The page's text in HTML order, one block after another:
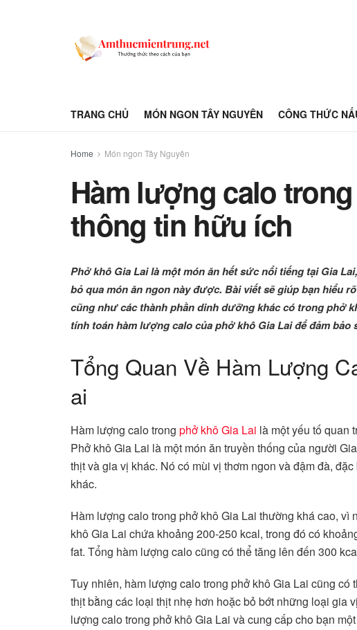
TRANG CHỦ MÓN NGON TÂY NGUYÊN CÔNG THỨC
Home Món ngon Tây Nguyên
Hàm lượng calo
thông tin hữu ích
Phở khô Gia Lai là một món ăn hết sức nổi tiếng tại Gia
bỏ qua món ăn ngon này được. Bài viết sẽ giúp bạn hiểu
cũng như các thành phần dinh dưỡng khác có trong phở
tính toán hàm lượng calo của phở khô Gia Lai để đảm bảo
Tổng Quan Về Hàm Lượng
ai
Hàm lượng calo trong phở khô Gia Lai là một yếu tố quan
Phở khô Gia Lai là một món ăn truyền thống của người
thịt và gia vị khác. Nó có mùi vị thơm ngon và đậm đà,
khác.
Hàm lượng calo trong phở khô Gia Lai thường khá cao,
khô Gia Lai chứa khoảng 200-250 kcal, trong đó có
fat. Tổng hàm lượng calo cũng có thể tăng lên đến 300
Tuy nhiên, hàm lượng calo trong phở khô Gia Lai cũng
thịt bằng các loại thịt nhẹ hơn hoặc bỏ bớt những loại gia
lượng calo trong phở khô Gia Lai và cung cấp cho bạn